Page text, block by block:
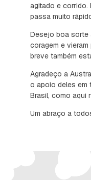
agitado e corrido.
passa muito
Desejo boa sorte
coragem e
breve também
Agradeço a
o apoio deles em
Brasil, como aqui
Um abraço a